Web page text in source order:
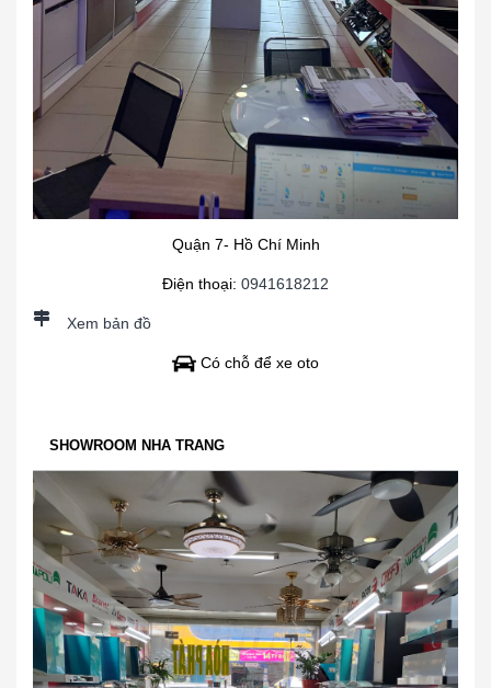
Quận 7- Hồ Chí Minh
Điện thoại: 0941618212
Xem bản đồ
Có chỗ để xe oto
SHOWROOM NHA TRANG